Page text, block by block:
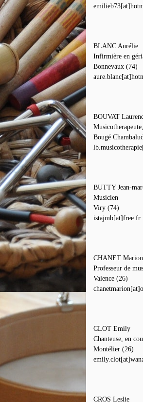
BLANC Aurélie
Infirmière en
Bonnevaux (74)
BOUVAT
Bougé
BUTTY Jean-
Musicien
Viry (74)
istajmb[at]free.fr
CHANET Marion
Professeur de
Valence (26)
CLOT Emily
Chanteuse, en
Montélier (26)
CROS Leslie